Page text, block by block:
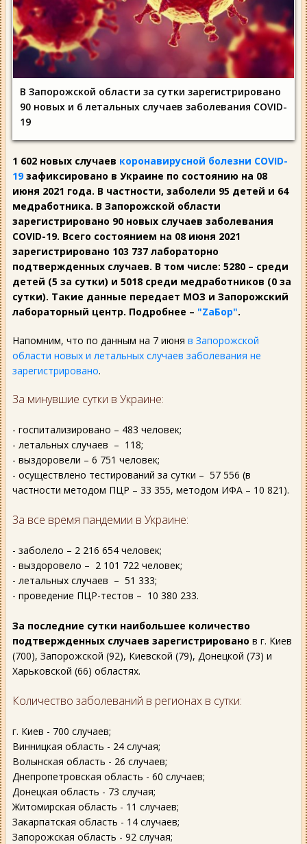
В Запорожской области за сутки зарегистрировано
90 новых и 6 летальных случаев заболевания COVID-
19
1 602 новых случаев коронавирусной болезни COVID-
19зафиксировано в Украине по состоянию на 08
июня 2021 года. В частности, заболели 95 детей и 64
медработника. В Запорожской области
зарегистрировано 90 новых случаев заболевания
COVID-19. Всего состоянием на 08 июня 2021
зарегистрировано 103 737 лабораторно
подтвержденных случаев. В том числе: 5280 – среди
детей (5 за сутки) и 5018 среди медработников (0 за
сутки). Такие данные передает МОЗ и Запорожский
лабораторный центр. Подробнее – "ZаБор".
Напомним, что по данным на 7 июня в Запорожской
области новых и летальных случаев заболевания не
зарегистрировано.
За минувшие сутки в Украине:
- госпитализировано – 483 человек;
- летальных случаев – 118;
- выздоровели – 6 751 человек;
- осуществлено тестирований за сутки – 57 556 (в
частности методом ПЦР – 33 355, методом ИФА – 10 821).
За все время пандемии в Украине:
- заболело – 2 216 654 человек;
- выздоровело – 2 101 722 человек;
- летальных случаев – 51 333;
- проведение ПЦР-тестов – 10 380 233.
За последние сутки наибольшее количество
подтвержденных случаев зарегистрировано в г. Киев
(700), Запорожской (92), Киевской (79), Донецкой (73) и
Харьковской (66) областях.
Количество заболеваний в регионах в сутки:
г. Киев - 700 случаев;
Винницкая область - 24 случая;
Волынская область - 26 случаев;
Днепропетровская область - 60 случаев;
Донецкая область - 73 случая;
Житомирская область - 11 случаев;
Закарпатская область - 14 случаев;
Запорожская область - 92 случая;